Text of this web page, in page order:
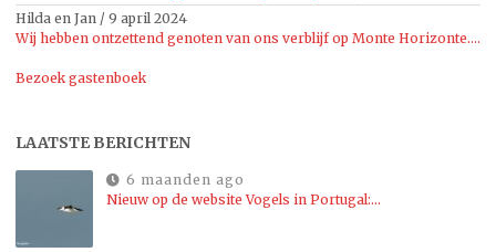
Hilda en Jan / 9 april 2024
Wij hebben ontzettend genoten van ons verblijf op Monte Horizonte....
Bezoek gastenboek
LAATSTE BERICHTEN
6 maanden ago
Nieuw op de website Vogels in Portugal:…